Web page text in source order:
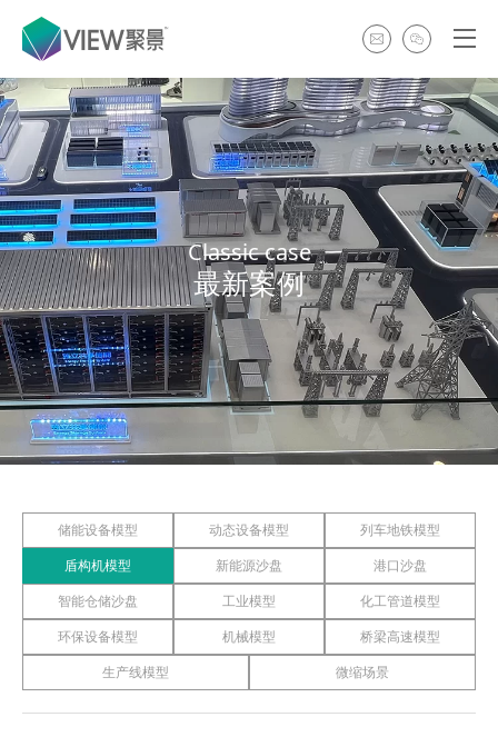
Classic case
最新案例
储能设备模型 动态设备模型
列车地铁模型
盾构机模型
新能源沙盘
港口沙盘
智能仓储沙盘
工业模型
化工管道模型
环保设备模型
机械模型
桥梁高速模型
生产线模型
微缩场景